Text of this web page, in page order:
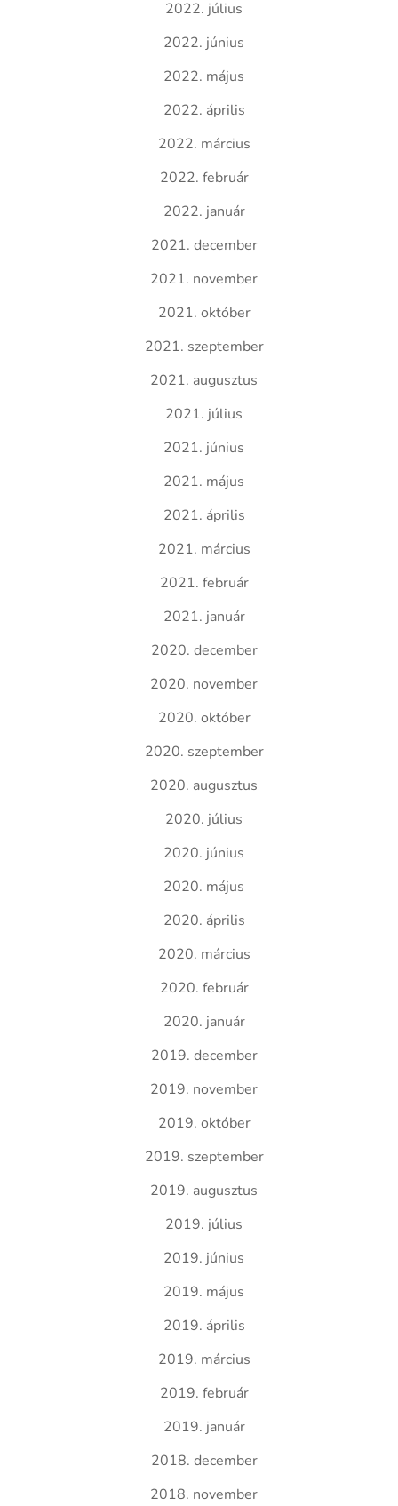
2022. július
2022. június
2022. május
2022. április
2022. március
2022. február
2022. január
2021. december
2021. november
2021. október
2021. szeptember
2021. augusztus
2021. július
2021. június
2021. május
2021. április
2021. március
2021. február
2021. január
2020. december
2020. november
2020. október
2020. szeptember
2020. augusztus
2020. július
2020. június
2020. május
2020. április
2020. március
2020. február
2020. január
2019. december
2019. november
2019. október
2019. szeptember
2019. augusztus
2019. július
2019. június
2019. május
2019. április
2019. március
2019. február
2019. január
2018. december
2018. november